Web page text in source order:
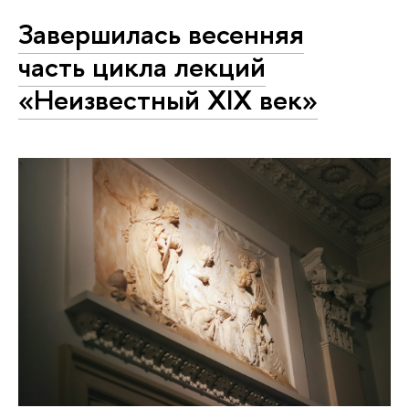
Завершилась весенняя
часть цикла лекций
«Неизвестный XIX век»